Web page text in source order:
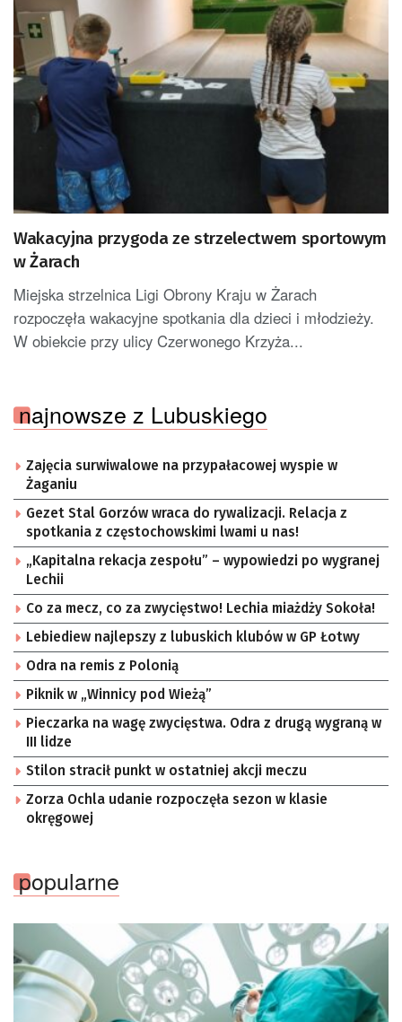
Wakacyjna przygoda ze strzelectwem sportowym
w Żarach
Miejska strzelnica Ligi Obrony Kraju w Żarach
rozpoczęła wakacyjne spotkania dla dzieci i młodzieży.
W obiekcie przy ulicy Czerwonego Krzyża...
najnowsze z Lubuskiego
Zajęcia surwiwalowe na przypałacowej wyspie w
Żaganiu
Gezet Stal Gorzów wraca do rywalizacji. Relacja z
spotkania z częstochowskimi lwami u nas!
„Kapitalna rekacja zespołu” – wypowiedzi po wygranej
Lechii
Co za mecz, co za zwycięstwo! Lechia miażdży Sokoła!
Lebiediew najlepszy z lubuskich klubów w GP Łotwy
Odra na remis z Polonią
Piknik w „Winnicy pod Wieżą”
Pieczarka na wagę zwycięstwa. Odra z drugą wygraną w
III lidze
Stilon stracił punkt w ostatniej akcji meczu
Zorza Ochla udanie rozpoczęła sezon w klasie
okręgowej
popularne